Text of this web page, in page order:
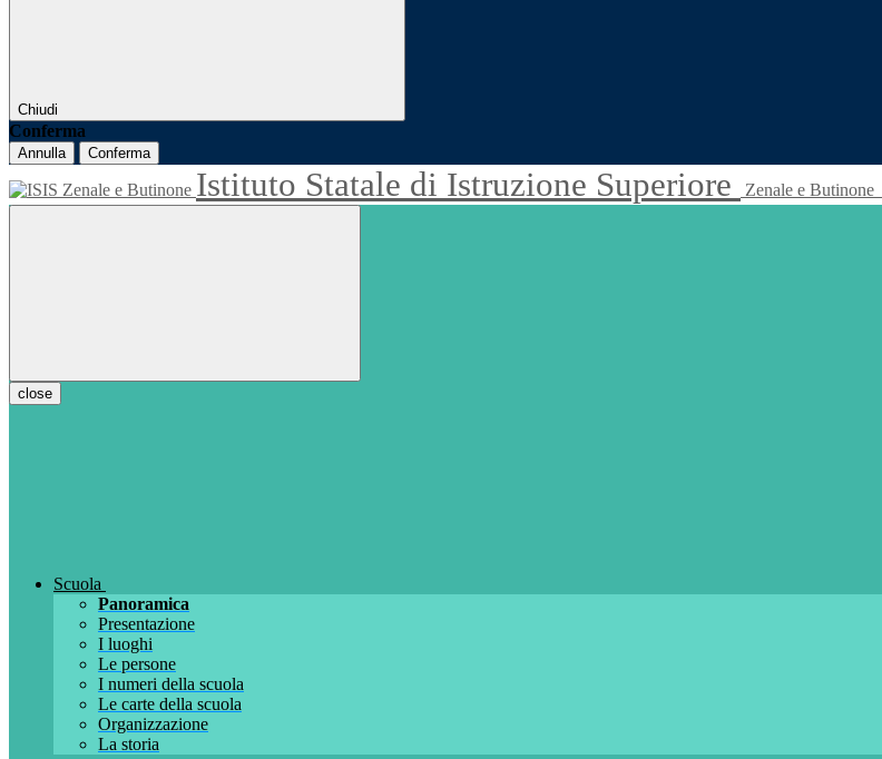
Chiudi
Conferma
Annulla Conferma
Istituto Statale di Istruzione Superiore Zenale e Butinone
close
Scuola
Panoramica
Presentazione
I luoghi
Le persone
I numeri della scuola
Le carte della scuola
Organizzazione
La storia